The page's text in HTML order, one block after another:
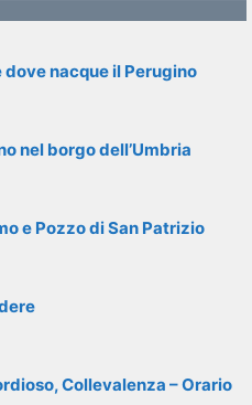
nacque il Perugino
nel borgo dell’Umbria
e Pozzo di San Patrizio
Collevalenza – Orario